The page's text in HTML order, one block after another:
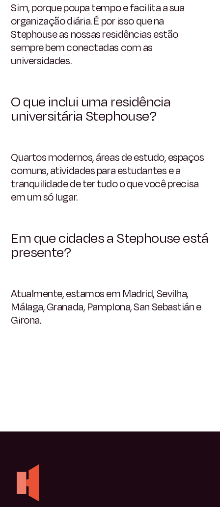
Sim, porque poupa tempo e facilita a sua
organização diária. É por isso que na
Stephouse as nossas residências estão
sempre bem conectadas com as
universidades.
O que inclui uma residência
universitária Stephouse?
Quartos modernos, áreas de estudo, espaços
comuns, atividades para estudantes e a
tranquilidade de ter tudo o que você precisa
em um só lugar.
Em que cidades a Stephouse está
presente?
Atualmente, estamos em Madrid, Sevilha,
Málaga, Granada, Pamplona, San Sebastián e
Girona.